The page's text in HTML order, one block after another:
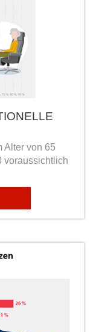
Alter von 65
voraussichtlich